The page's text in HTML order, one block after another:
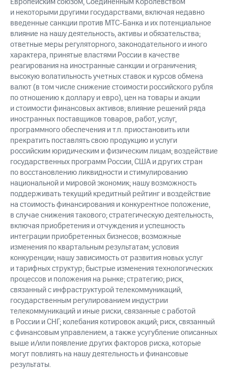
и некоторыми другими государствами, включая недавно
введенные санкции против МТС-Банка и их потенциальное
влияние на нашу деятельность, активы и обязательства;
ответные меры регуляторного, законодательного и иного
характера, принятые властями России в качестве
реагирования на иностранные санкции и ограничения;
высокую волатильность учетных ставок и курсов обмена
валют (в том числе снижение стоимости российского рубля
по отношению к доллару и евро), цен на товары и акции
и стоимости финансовых активов; влияние решений ряда
иностранных поставщиков товаров, работ, услуг,
программного обеспечения и т.п. приостановить или
прекратить поставлять свою продукцию и услуги
российским юридическим и физическим лицам; воздействие
государственных программ России, США и других стран
по восстановлению ликвидности и стимулированию
национальной и мировой экономик; нашу возможность
поддерживать текущий кредитный рейтинг и воздействие
на стоимость финансирования и конкурентное положение,
в случае снижения такового; стратегическую деятельность,
включая приобретения и отчуждения и успешность
интеграции приобретенных бизнесов; возможные
изменения по квартальным результатам; условия
конкуренции; нашу зависимость от развития новых услуг
и тарифных структур; быстрые изменения технологических
процессов и положения на рынке; стратегию; риск,
связанный с инфраструктурой телекоммуникаций,
государственным регулированием индустрии
телекоммуникаций и иные риски, связанные с работой
в России и СНГ; колебания котировок акций; риск, связанный
с финансовым управлением, а также усугубление описанных
выше и/или появление других факторов риска, которые
могут повлиять на нашу деятельность и финансовые
результаты.